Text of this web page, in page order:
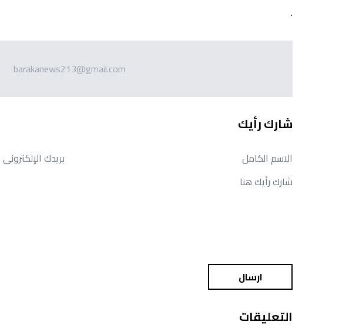
.
barakanews213@gmail.com
شارك رأيك
ارسال
التعليقات